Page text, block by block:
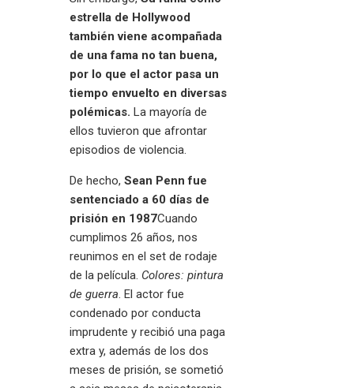
estrella de Hollywood
también viene acompañada
de una fama no tan buena,
por lo que el actor pasa un
tiempo envuelto en diversas
polémicas. La mayoría de
ellos tuvieron que afrontar
episodios de violencia.
De hecho, Sean Penn fue
sentenciado a 60 días de
prisión en 1987Cuando
cumplimos 26 años, nos
reunimos en el set de rodaje
de la película. Colores: pintura
de guerra. El actor fue
condenado por conducta
imprudente y recibió una paga
extra y, además de los dos
meses de prisión, se sometió